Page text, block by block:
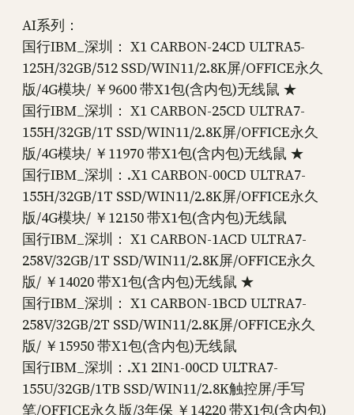
AI系列：
国行IBM_深圳： X1 CARBON-24CD ULTRA5-
125H/32GB/512 SSD/WIN11/2.8K屏/OFFICE永久
版/4G模块/ ￥9600 带X1包(含内包)无线鼠 ★
国行IBM_深圳： X1 CARBON-25CD ULTRA7-
155H/32GB/1T SSD/WIN11/2.8K屏/OFFICE永久
版/4G模块/ ￥11970 带X1包(含内包)无线鼠 ★
国行IBM_深圳：.X1 CARBON-00CD ULTRA7-
155H/32GB/1T SSD/WIN11/2.8K屏/OFFICE永久
版/4G模块/ ￥12150 带X1包(含内包)无线鼠
国行IBM_深圳： X1 CARBON-1ACD ULTRA7-
258V/32GB/1T SSD/WIN11/2.8K屏/OFFICE永久
版/ ￥14020 带X1包(含内包)无线鼠 ★
国行IBM_深圳： X1 CARBON-1BCD ULTRA7-
258V/32GB/2T SSD/WIN11/2.8K屏/OFFICE永久
版/ ￥15950 带X1包(含内包)无线鼠
国行IBM_深圳：.X1 2IN1-00CD ULTRA7-
155U/32GB/1TB SSD/WIN11/2.8K触控屏/手写
笔/OFFICE永久版/3年保 ￥14220 带X1包(含内包)